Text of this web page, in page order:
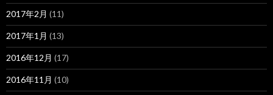
2017年2月 (11)
2017年1月 (13)
2016年12月 (17)
2016年11月 (10)